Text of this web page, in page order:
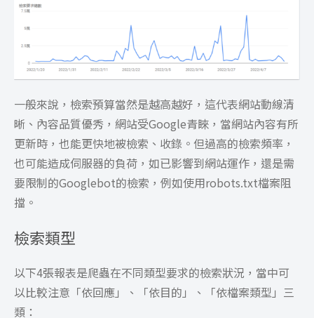
一般來說，檢索預算當然是越高越好，這代表網站動線清
晰、內容品質優秀，網站受Google青睞，當網站內容有所
更新時，也能更快地被檢索、收錄。但過高的檢索頻率，
也可能造成伺服器的負荷，如已影響到網站運作，還是需
要限制的Googlebot的檢索，例如使用robots.txt檔案阻
擋。
檢索類型
以下4張報表是爬蟲在不同類型要求的檢索狀況，當中可
以比較注意「依回應」、「依目的」、「依檔案類型」三
類：